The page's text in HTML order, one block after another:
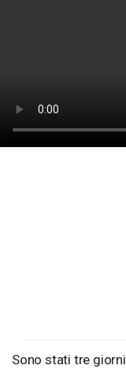
Sono stati tre